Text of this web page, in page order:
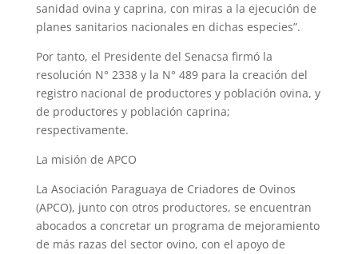
sanidad ovina y caprina, con miras a la ejecución de
planes sanitarios nacionales en dichas especies”.
Por tanto, el Presidente del Senacsa firmó la
resolución N° 2338 y la N° 489 para la creación del
registro nacional de productores y población ovina, y
de productores y población caprina;
respectivamente.
La misión de APCO
La Asociación Para­guaya de Criadores de Ovinos
(APCO), junto con otros producto­res, se encuentran
abocados a concretar un programa de mejoramiento
de más razas del sector ovino, con el apoyo de